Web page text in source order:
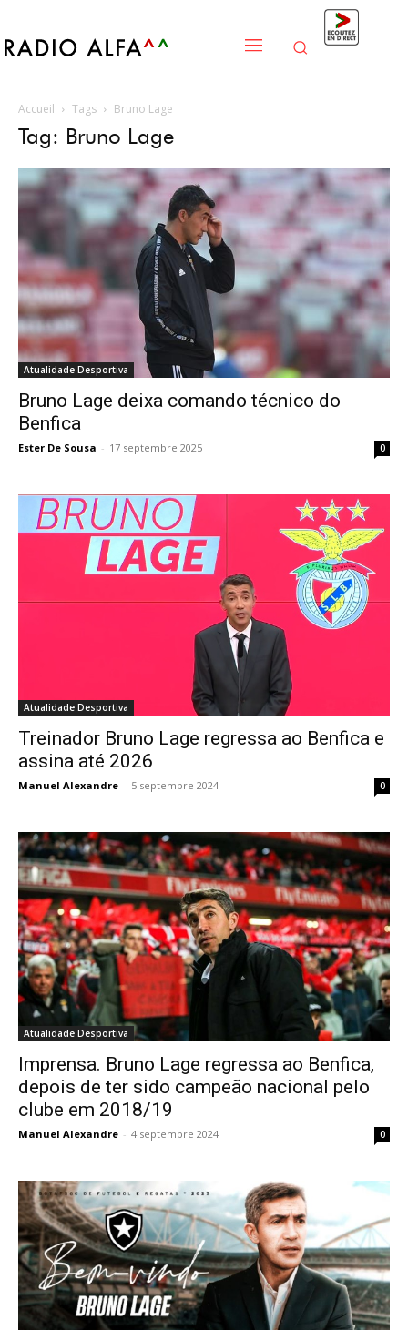
Accueil Tags Bruno Lage
Tag: Bruno Lage
Atualidade Desportiva
Bruno Lage deixa comando técnico do
Benfica
Ester De Sousa - 17 septembre 2025 0
Atualidade Desportiva
Treinador Bruno Lage regressa ao Benfica e
assina até 2026
Manuel Alexandre - 5 septembre 2024 0
Atualidade Desportiva
Imprensa. Bruno Lage regressa ao Benfica,
depois de ter sido campeão nacional pelo
clube em 2018/19
Manuel Alexandre - 4 septembre 2024 0